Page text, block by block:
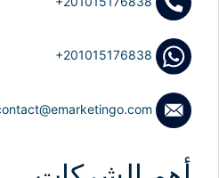
+201015176838